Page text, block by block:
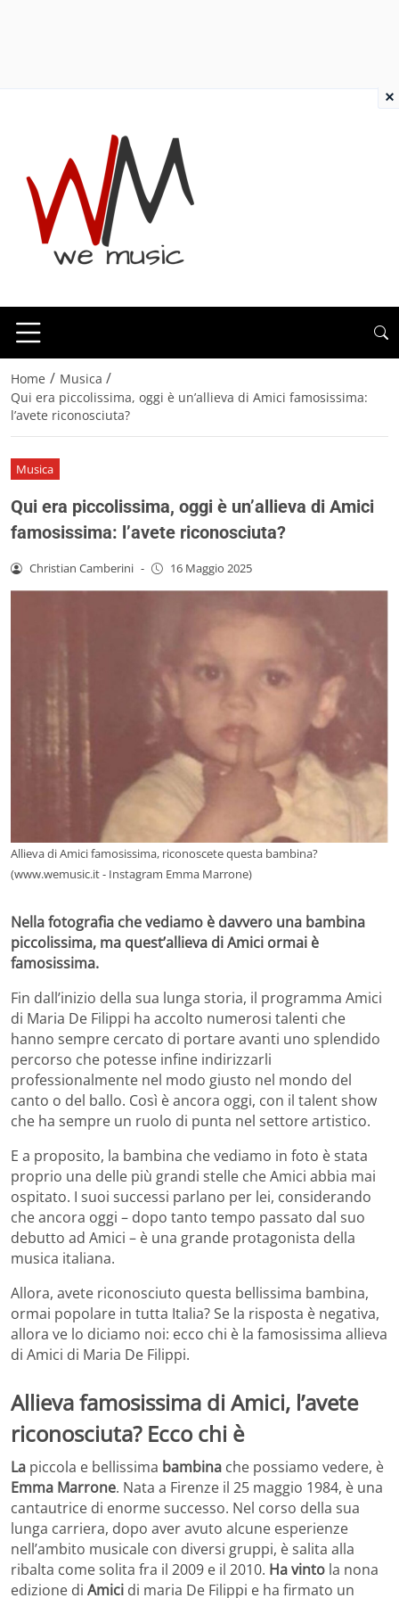
Home / Musica /
Qui era piccolissima, oggi è un’allieva di Amici famosissima:
l’avete riconosciuta?
Musica
Qui era piccolissima, oggi è un’allieva di Amici
famosissima: l’avete riconosciuta?
Christian Camberini - 16 Maggio 2025
Allieva di Amici famosissima, riconoscete questa bambina?
(www.wemusic.it - Instagram Emma Marrone)
Nella fotografia che vediamo è davvero una bambina
piccolissima, ma quest’allieva di Amici ormai è
famosissima.
Fin dall’inizio della sua lunga storia, il programma Amici
di Maria De Filippi ha accolto numerosi talenti che
hanno sempre cercato di portare avanti uno splendido
percorso che potesse infine indirizzarli
professionalmente nel modo giusto nel mondo del
canto o del ballo. Così è ancora oggi, con il talent show
che ha sempre un ruolo di punta nel settore artistico.
E a proposito, la bambina che vediamo in foto è stata
proprio una delle più grandi stelle che Amici abbia mai
ospitato. I suoi successi parlano per lei, considerando
che ancora oggi – dopo tanto tempo passato dal suo
debutto ad Amici – è una grande protagonista della
musica italiana.
Allora, avete riconosciuto questa bellissima bambina,
ormai popolare in tutta Italia? Se la risposta è negativa,
allora ve lo diciamo noi: ecco chi è la famosissima allieva
di Amici di Maria De Filippi.
Allieva famosissima di Amici, l’avete
riconosciuta? Ecco chi è
La piccola e bellissima bambina che possiamo vedere, è
Emma Marrone. Nata a Firenze il 25 maggio 1984, è una
cantautrice di enorme successo. Nel corso della sua
lunga carriera, dopo aver avuto alcune esperienze
nell’ambito musicale con diversi gruppi, è salita alla
ribalta come solita fra il 2009 e il 2010. Ha vinto la nona
edizione di Amici di maria De Filippi e ha firmato un
×